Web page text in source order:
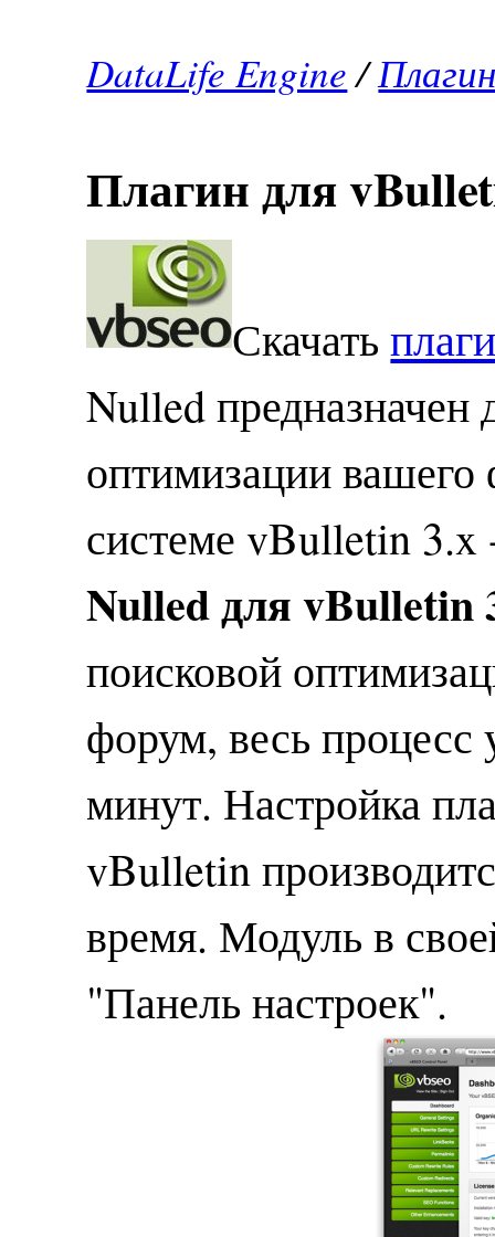
DataLife Engine/
Плагин для
Скачать
Nulled предназначен
оптимизации
системе vBulletin
Nulled для vBulletin
поисковой
форум, весь процесс
минут. Настройка
vBulletin
время. Модуль в
"Панель настроек".